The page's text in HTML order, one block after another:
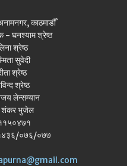
काठमाडौँ
- घनश्याम श्रेष्ठ
श्रेष्ठ
सुवेदी
श्रेष्ठ
श्रेष्ठ
लेन्सम्यान
शंकर भुजेल
१४३६/०७६/०७७